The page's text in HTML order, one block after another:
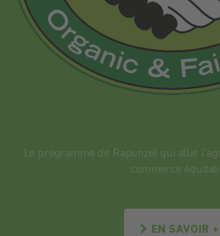
Le programme de Rapunzel qui allie
commerce
EN SAVOIR +